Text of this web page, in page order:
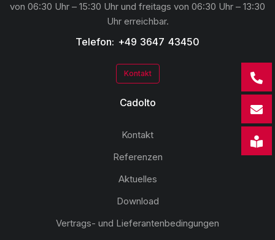
von 06:30 Uhr – 15:30 Uhr und freitags von 06:30 Uhr – 13:30
Uhr erreichbar.
Telefon: +49 3647 43450
Kontakt
Cadolto
Kontakt
Referenzen
Aktuelles
Download
Vertrags- und Lieferantenbedingungen